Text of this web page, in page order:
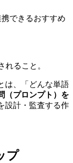
携できるおすすめ
ること。
は、「どんな単語
（プロンプト）を
設計・監査する作
プ